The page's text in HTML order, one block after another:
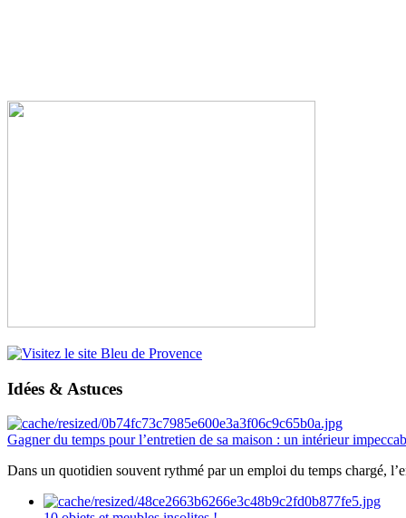
Idées & Astuces
Gagner du temps pour l’entretien de sa maison : un intérieur
Dans un quotidien souvent rythmé par un emploi du temps chargé,